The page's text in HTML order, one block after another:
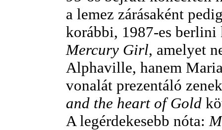
a lemez zárásaként
korábbi, 1987-es berlini
Mercury Girl, amelyet
Alphaville, hanem
vonalát prezentáló
and the heart of Gold
A legérdekesebb nóta: